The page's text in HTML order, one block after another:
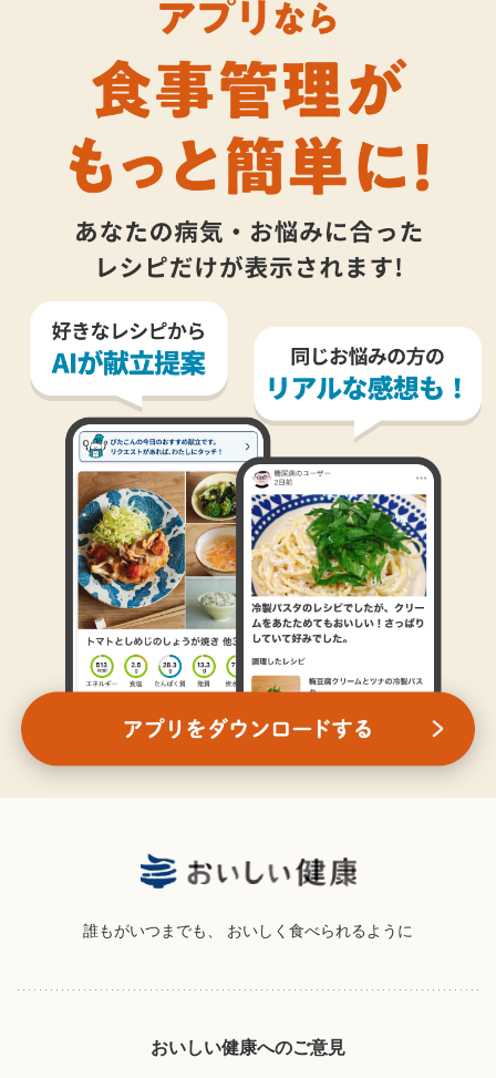
誰もがいつまでも、 おいしく食べられるように
おいしい健康へのご意見